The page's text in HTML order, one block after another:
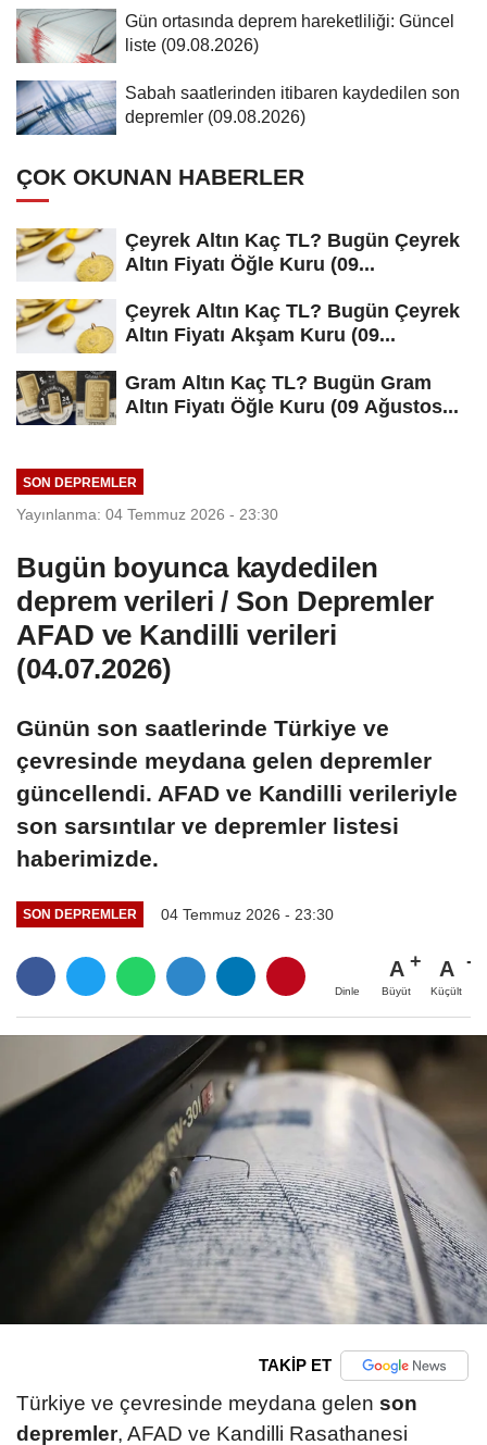
Gün ortasında deprem hareketliliği: Güncel
liste (09.08.2026)
Sabah saatlerinden itibaren kaydedilen son
depremler (09.08.2026)
ÇOK OKUNAN HABERLER
Çeyrek Altın Kaç TL? Bugün Çeyrek
Altın Fiyatı Öğle Kuru (09...
Çeyrek Altın Kaç TL? Bugün Çeyrek
Altın Fiyatı Akşam Kuru (09...
Gram Altın Kaç TL? Bugün Gram
Altın Fiyatı Öğle Kuru (09 Ağustos...
SON DEPREMLER
Yayınlanma: 04 Temmuz 2026 - 23:30
Bugün boyunca kaydedilen
deprem verileri / Son Depremler
AFAD ve Kandilli verileri
(04.07.2026)
Günün son saatlerinde Türkiye ve
çevresinde meydana gelen depremler
güncellendi. AFAD ve Kandilli verileriyle
son sarsıntılar ve depremler listesi
haberimizde.
SON DEPREMLER 04 Temmuz 2026 - 23:30
Dinle
A
Büyüt
A
Küçült
TAKİP ET
Türkiye ve çevresinde meydana gelen son
depremler, AFAD ve Kandilli Rasathanesi